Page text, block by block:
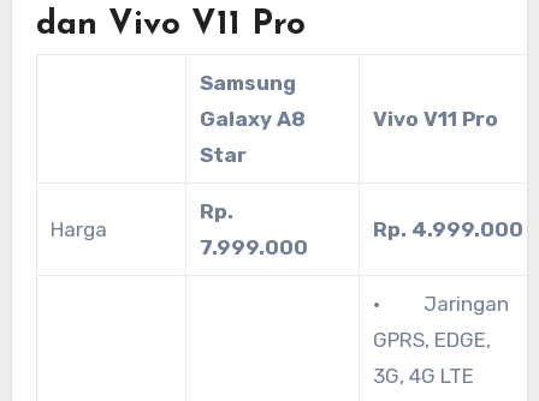
dan Vivo V11 Pro
Samsung
Galaxy A8
Star
Vivo V11 Pro
Harga
Rp.
7.999.000
Rp. 4.999.000
· Jaringan
GPRS, EDGE,
3G, 4G LTE